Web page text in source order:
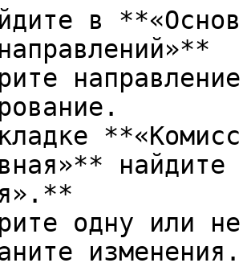
в
найдите
одну или
изменения.